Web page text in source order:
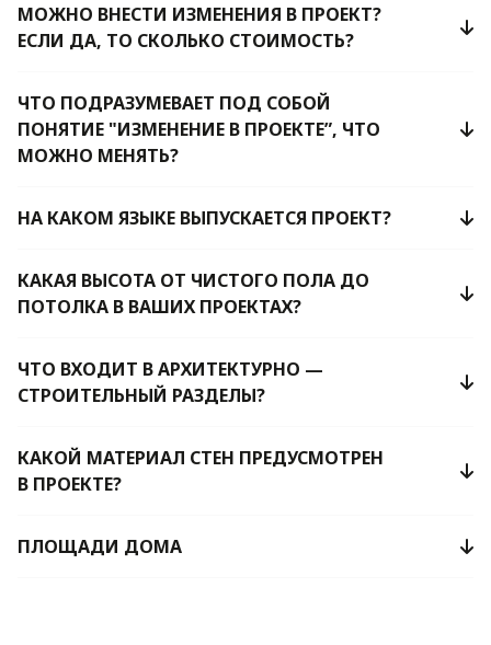
МОЖНО ВНЕСТИ ИЗМЕНЕНИЯ В ПРОЕКТ?
ЕСЛИ ДА, ТО СКОЛЬКО СТОИМОСТЬ?
ЧТО ПОДРАЗУМЕВАЕТ ПОД СОБОЙ
ПОНЯТИЕ "ИЗМЕНЕНИЕ В ПРОЕКТЕ”, ЧТО
МОЖНО МЕНЯТЬ?
НА КАКОМ ЯЗЫКЕ ВЫПУСКАЕТСЯ ПРОЕКТ?
КАКАЯ ВЫСОТА ОТ ЧИСТОГО ПОЛА ДО
ПОТОЛКА В ВАШИХ ПРОЕКТАХ?
ЧТО ВХОДИТ В АРХИТЕКТУРНО —
СТРОИТЕЛЬНЫЙ РАЗДЕЛЫ?
КАКОЙ МАТЕРИАЛ СТЕН ПРЕДУСМОТРЕН
В ПРОЕКТЕ?
ПЛОЩАДИ ДОМА